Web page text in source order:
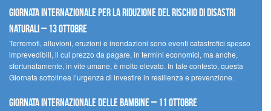
Giornata internazionale per la riduzione del rischio di disastri
naturali – 13 ottobre
Terremoti, alluvioni, eruzioni e inondazioni sono eventi catastrofici spesso
imprevedibili, il cui prezzo da pagare, in termini economici, ma anche,
sfortunatamente, in vite umane, è molto elevato. In tale contesto, questa
Giornata sottolinea l’urgenza di investire in resilienza e prevenzione.
Giornata internazionale delle bambine – 11 ottobre